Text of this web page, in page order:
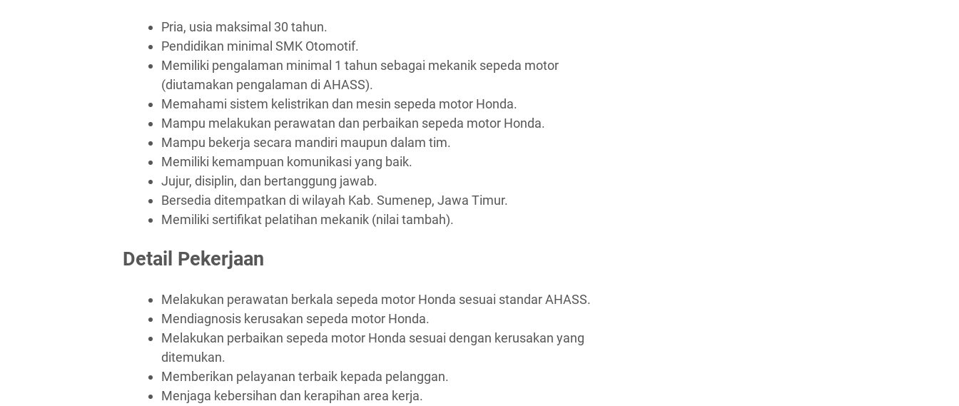
Pria, usia maksimal 30 tahun.
Pendidikan minimal SMK Otomotif.
Memiliki pengalaman minimal 1 tahun sebagai mekanik sepeda motor
(diutamakan pengalaman di AHASS).
Memahami sistem kelistrikan dan mesin sepeda motor Honda.
Mampu melakukan perawatan dan perbaikan sepeda motor Honda.
Mampu bekerja secara mandiri maupun dalam tim.
Memiliki kemampuan komunikasi yang baik.
Jujur, disiplin, dan bertanggung jawab.
Bersedia ditempatkan di wilayah Kab. Sumenep, Jawa Timur.
Memiliki sertifikat pelatihan mekanik (nilai tambah).
Detail Pekerjaan
Melakukan perawatan berkala sepeda motor Honda sesuai standar AHASS.
Mendiagnosis kerusakan sepeda motor Honda.
Melakukan perbaikan sepeda motor Honda sesuai dengan kerusakan yang
ditemukan.
Memberikan pelayanan terbaik kepada pelanggan.
Menjaga kebersihan dan kerapihan area kerja.